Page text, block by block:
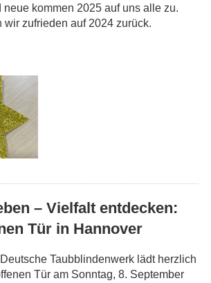
kommen 2025 auf uns alle zu.
wir zufrieden auf 2024 zurück.
– Vielfalt entdecken:
Tür in Hannover
Taubblindenwerk lädt herzlich
Tür am Sonntag, 8. September